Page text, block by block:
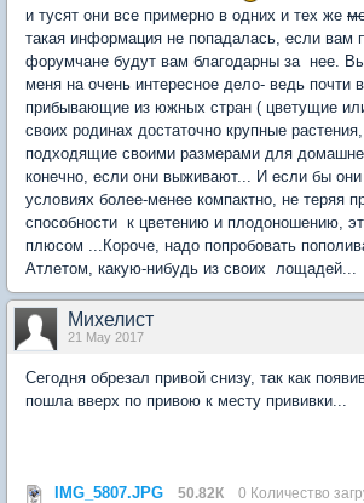
и тусят они все примерно в одних и тех же
такая информация не попадалась, если вам
форумчане будут вам благодарны за нее.
меня на очень интересное дело- ведь почти
прибывающие из южных стран ( цветущие
своих родинах достаточно крупные
подходящие своими размерами для
конечно, если они выживают... И если бы
условиях более-менее компактно, не теряя
способности к цветению и плодоношению,
плюсом ...Короче, надо попробовать
Атлетом, какую-нибудь из своих лощадей...
Михелист
21 May 2017
Сегодня обрезал привой снизу, так как
пошла вверх по привою к месту прививки...
IMG_5807.JPG 50.82К 0 Количество